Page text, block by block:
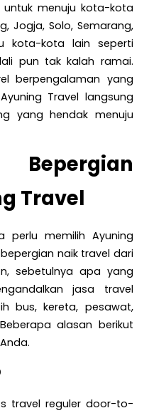
untuk menuju kota-kota
Jogja, Solo, Semarang,
kota-kota lain seperti
pun tak kalah ramai.
berpengalaman yang
Travel langsung
yang hendak menuju
Travel
perlu memilih Ayuning
naik travel dari
sebetulnya apa yang
jasa travel
bus, kereta, pesawat,
alasan berikut
travel reguler door-to-